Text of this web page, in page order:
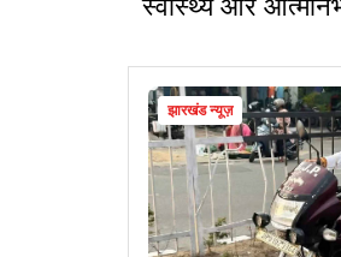
स्वास्थ्य और
झारखंड न्यूज़